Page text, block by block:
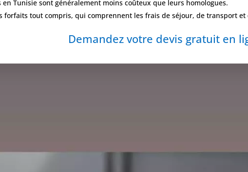
Tunisie sont généralement moins coûteux que leurs homologues.
forfaits tout compris, qui comprennent les frais de séjour, de transport et
Demandez votre devis gratuit en